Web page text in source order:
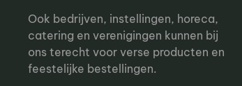
Ook bedrijven, instellingen, horeca,
catering en verenigingen kunnen bij
ons terecht voor verse producten en
feestelijke bestellingen.